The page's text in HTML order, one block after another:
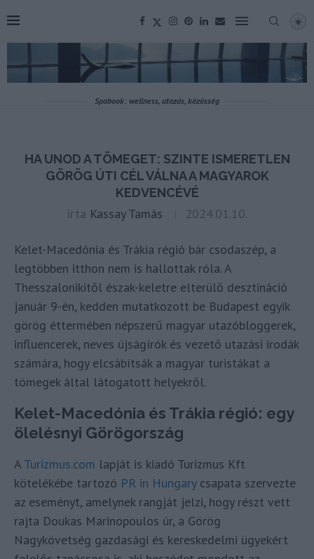
Spabook: wellness, utazás, közösség
HA UNOD A TÖMEGET: SZINTE ISMERETLEN
GÖRÖG ÚTI CÉL VÁLNA A MAGYAROK
KEDVENCÉVÉ
írta Kassay Tamás 2024.01.10.
Kelet-Macedónia és Trákia régió bár csodaszép, a
legtöbben itthon nem is hallottak róla. A
Thesszalonikitől észak-keletre elterülő desztináció
január 9-én, kedden mutatkozott be Budapest egyik
görög éttermében népszerű magyar utazóbloggerek,
influencerek, neves újságírók és vezető utazási irodák
számára, hogy elcsábítsák a magyar turistákat a
tömegek által látogatott helyekről.
Kelet-Macedónia és Trákia régió: egy
ölelésnyi Görögország
A Turizmus.com lapját is kiadó Turizmus Kft
kötelékébe tartozó PR in Hungarycsapata szervezte
az eseményt, amelynek rangját jelzi, hogy részt vett
rajta Doukas Marinopoulos úr, a Görög
Nagykövetség gazdasági és kereskedelmi ügyekért